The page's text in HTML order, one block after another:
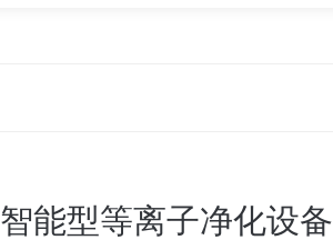
智能型等离子净化设备